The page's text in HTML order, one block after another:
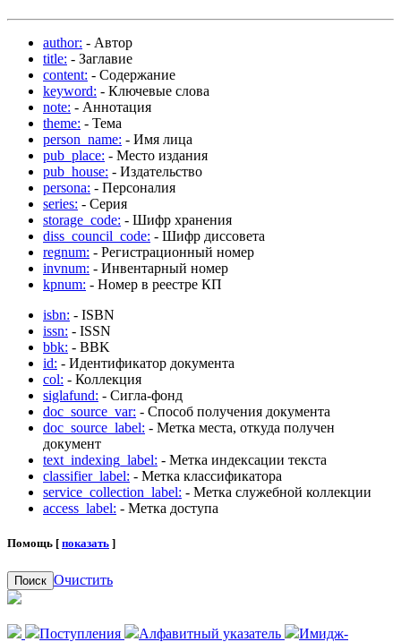
author: - Автор
title: - Заглавие
content: - Содержание
keyword: - Ключевые слова
note: - Аннотация
theme: - Тема
person_name: - Имя лица
pub_place: - Место издания
pub_house: - Издательство
persona: - Персоналия
series: - Серия
storage_code: - Шифр хранения
diss_council_code: - Шифр диссовета
regnum: - Регистрационный номер
invnum: - Инвентарный номер
kpnum: - Номер в реестре КП
isbn: - ISBN
issn: - ISSN
bbk: - BBK
id: - Идентификатор документа
col: - Коллекция
siglafund: - Сигла-фонд
doc_source_var: - Способ получения документа
doc_source_label: - Метка места, откуда получен
документ
text_indexing_label: - Метка индексации текста
classifier_label: - Метка классификатора
service_collection_label: - Метка служебной коллекции
access_label: - Метка доступа
Помощь [ показать ]
Поиск Очистить
Поступления Алфавитный указатель
Имидж-